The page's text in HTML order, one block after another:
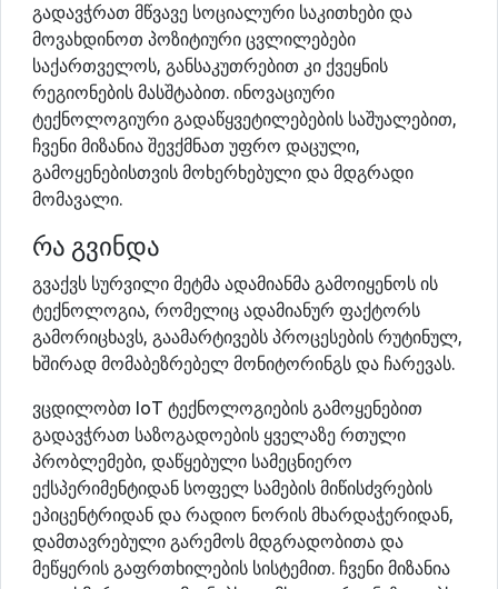
გადავჭრათ მწვავე სოციალური საკითხები და
მოვახდინოთ პოზიტიური ცვლილებები
საქართველოს, განსაკუთრებით კი ქვეყნის
რეგიონების მასშტაბით. ინოვაციური
ტექნოლოგიური გადაწყვეტილებების საშუალებით,
ჩვენი მიზანია შევქმნათ უფრო დაცული,
გამოყენებისთვის მოხერხებული და მდგრადი
მომავალი.
რა გვინდა
გვაქვს სურვილი მეტმა ადამიანმა გამოიყენოს ის
ტექნოლოგია, რომელიც ადამიანურ ფაქტორს
გამორიცხავს, გაამარტივებს პროცესების რუტინულ,
ხშირად მომაბეზრებელ მონიტორინგს და ჩარევას.
ვცდილობთ IoT ტექნოლოგიების გამოყენებით
გადავჭრათ საზოგადოების ყველაზე რთული
პრობლემები, დაწყებული სამეცნიერო
ექსპერიმენტიდან სოფელ სამების მიწისძვრების
ეპიცენტრიდან და რადიო ნორის მხარდაჭერიდან,
დამთავრებული გარემოს მდგრადობითა და
მეწყერის გაფრთხილების სისტემით. ჩვენი მიზანია